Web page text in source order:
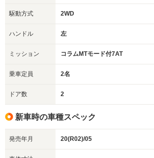
駆動方式 2WD
ハンドル 左
ミッション コラムMTモード付7AT
乗車定員 2名
ドア数 2
新車時の車種スペック
発売年月 20(R02)/05